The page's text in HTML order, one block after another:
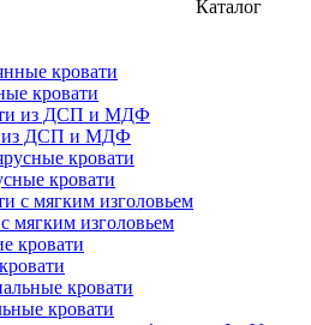
Каталог
кровати
из ДСП и МДФ
кровати
мягким изголовьем
кровати